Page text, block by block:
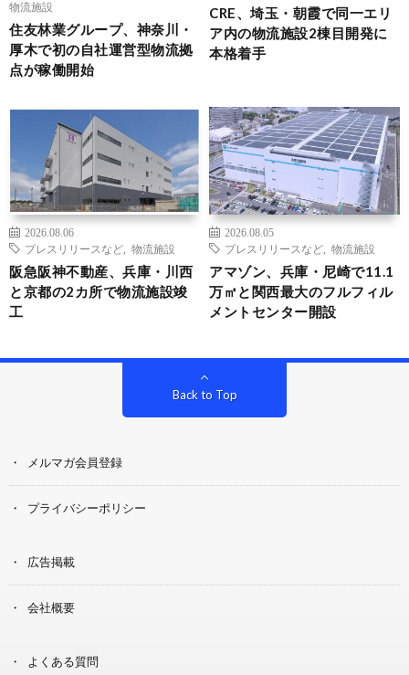
物流施設
住友林業グループ、神奈川・
厚木で初の自社運営型物流拠
点が稼働開始
CRE、埼玉・朝霞で同一エリ
ア内の物流施設2棟目開発に
本格着手
2026.08.06
プレスリリースなど
物流施設
阪急阪神不動産、兵庫・川西
と京都の2カ所で物流施設竣
工
2026.08.05
プレスリリースなど
物流施設
アマゾン、兵庫・尼崎で11.1
万㎡と関西最大のフルフィル
メントセンター開設
Back to Top
メルマガ会員登録
プライバシーポリシー
広告掲載
会社概要
よくある質問